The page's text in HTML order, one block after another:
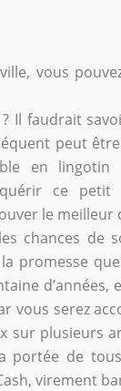
vous
Il faudrait
peut
en lingotin
ce
le
chances de
la promesse
vous serez
sur plusieurs
portée de
virement